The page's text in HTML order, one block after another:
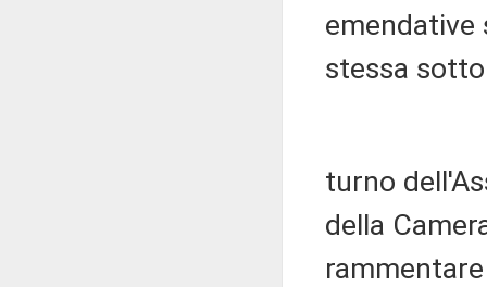
emendative
stessa
turno
della